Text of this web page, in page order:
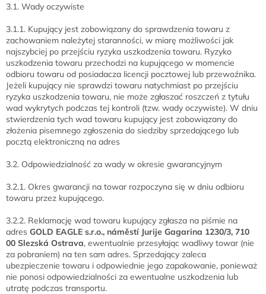
3.1. Wady oczywiste
3.1.1. Kupujący jest zobowiązany do sprawdzenia towaru z
zachowaniem należytej staranności, w miarę możliwości jak
najszybciej po przejściu ryzyka uszkodzenia towaru. Ryzyko
uszkodzenia towaru przechodzi na kupującego w momencie
odbioru towaru od posiadacza licencji pocztowej lub przewoźnika.
Jeżeli kupujący nie sprawdzi towaru natychmiast po przejściu
ryzyka uszkodzenia towaru, nie może zgłaszać roszczeń z tytułu
wad wykrytych podczas tej kontroli (tzw. wady oczywiste). W dniu
stwierdzenia tych wad towaru kupujący jest zobowiązany do
złożenia pisemnego zgłoszenia do siedziby sprzedającego lub
pocztą elektroniczną na adres
3.2. Odpowiedzialność za wady w okresie gwarancyjnym
3.2.1. Okres gwarancji na towar rozpoczyna się w dniu odbioru
towaru przez kupującego.
3.2.2. Reklamację wad towaru kupujący zgłasza na piśmie na
adres GOLD EAGLE s.r.o., náměstí Jurije Gagarina 1230/3, 710
00 Slezská Ostrava, ewentualnie przesyłając wadliwy towar (nie
za pobraniem) na ten sam adres. Sprzedający zaleca
ubezpieczenie towaru i odpowiednie jego zapakowanie, ponieważ
nie ponosi odpowiedzialności za ewentualne uszkodzenia lub
utratę podczas transportu.